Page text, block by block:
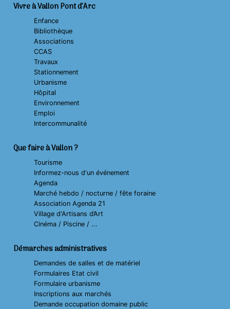
Vivre à Vallon Pont d’Arc
Enfance
Bibliothèque
Associations
CCAS
Travaux
Stationnement
Urbanisme
Hôpital
Environnement
Emploi
Intercommunalité
Que faire à Vallon ?
Tourisme
Informez-nous d'un événement
Agenda
Marché hebdo / nocturne / fête foraine
Association Agenda 21
Village d'Artisans d’Art
Cinéma / Piscine / ...
Démarches administratives
Demandes de salles et de matériel
Formulaires Etat civil
Formulaire urbanisme
Inscriptions aux marchés
Demande occupation domaine public